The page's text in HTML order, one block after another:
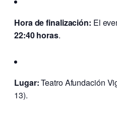
Hora de finalización: El
22:40 horas.
Lugar:Teatro Afundación
13).